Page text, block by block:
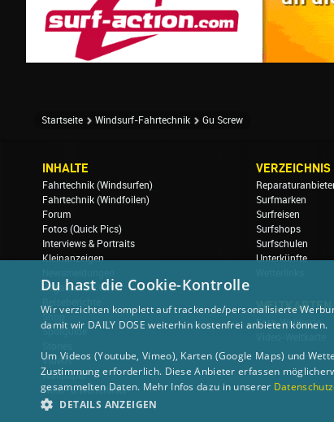
Startseite Windsurf-Fahrtechnik Gu Screw
INHALTE
Fahrtechnik (Windsurfen)
Fahrtechnik (Windfoilen)
Forum
Fotos (Quick Pics)
Interviews & Portraits
Kleinanzeigen
Regatten & Events
Spotguide
Videos
Wallpaper
Wind- & Wetterlinks
VERZEICHNIS
Surfmarken
Surfreisen
Surfshops
Surfschulen
Unterkünfte
WELTKARTEN
Foto-Weltkarte
Du hast die Cookie-Kontrolle
Wir verzichten komplett auf trackende/personalisierte
damit wir DAILY DOSE weiterhin kostenfrei anbieten können.
Um Videos (Youtube, Vimeo), Karten (Google Maps) und
Zustimmung erforderlich. Diese Anbieter erfassen
gesammelten Daten. Mehr Infos dazu in unserer
DETAILS ANZEIGEN